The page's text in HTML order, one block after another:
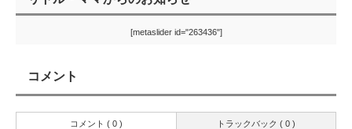
[metaslider id="263436"]
コメント
トラックバック ( 0 )
コメント ( 0 )